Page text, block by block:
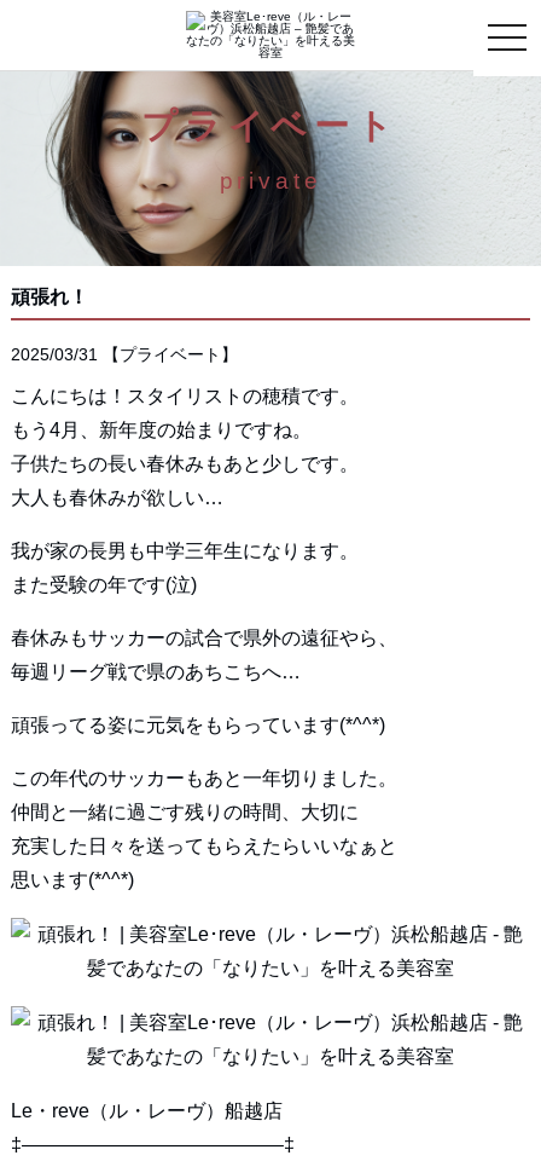
toggle
プライベート
private
頑張れ！
2025/03/31 【プライベート 】
こんにちは！スタイリストの穂積です。
もう4月、新年度の始まりですね。
子供たちの長い春休みもあと少しです。
大人も春休みが欲しい…
我が家の長男も中学三年生になります。
また受験の年です(泣)
春休みもサッカーの試合で県外の遠征やら、
毎週リーグ戦で県のあちこちへ…
頑張ってる姿に元気をもらっています(*^^*)
この年代のサッカーもあと一年切りました。
仲間と一緒に過ごす残りの時間、大切に
充実した日々を送ってもらえたらいいなぁと
思います(*^^*)
Le・reve（ル・レーヴ）船越店
‡—————————————–‡